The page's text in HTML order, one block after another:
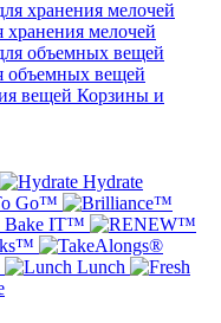
хранения мелочей
объемных вещей
Корзины и
Hydrate
Go™
Bake IT™
Lunch